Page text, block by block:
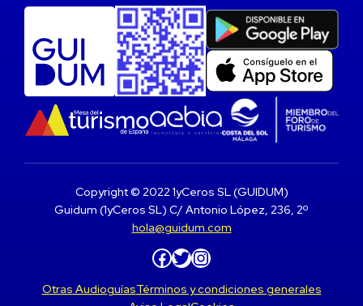
Copyright © 2022 1yCeros SL (GUIDUM)
Guidum (1yCeros SL) C/ Antonio López, 236, 2º
hola@guidum.com
Facebook Twitter Instagram
Otras AudioguíasTérminos y condiciones generales